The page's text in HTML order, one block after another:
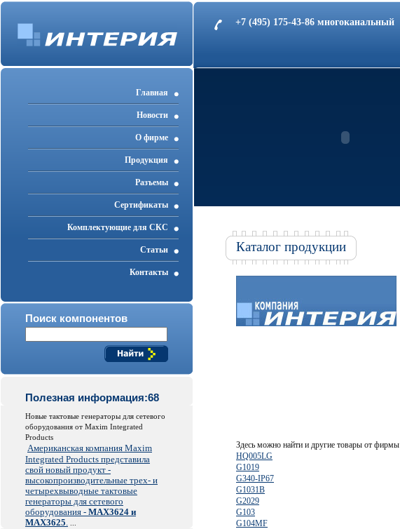
+7 (495) 175-43-86 многоканальный
Главная
Новости
О фирме
Продукция
Разъемы
Cертификаты
Комплектующие для СКС
Статьи
Контакты
Поиск компонентов
Полезная информация:68
Новые тактовые генераторы для сетевого
оборудования от Maxim Integrated
Products
Американская компания Maxim
Integrated Products представила
свой новый продукт -
высокопроизводительные трех- и
четырехвыводные тактовые
генераторы для сетевого
оборудования - MAX3624 и
MAX3625.
Каталог продукции
Здесь можно найти и другие товары от фирмы
HQ005LG
G1019
G340-IP67
G1031B
G2029
G103
G104MF